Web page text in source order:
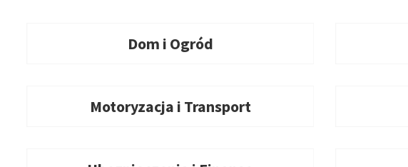
Dom i Ogród
Motoryzacja i Transport